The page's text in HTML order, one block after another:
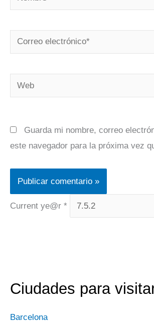
Correo
electrónico*
Web
Guarda mi nombre, correo
este navegador para la próxima vez
Current ye@r *
Ciudades para
Barcelona